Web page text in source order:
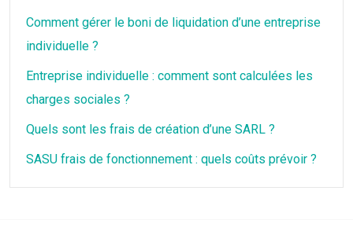
Comment gérer le boni de liquidation d’une entreprise
individuelle ?
Entreprise individuelle : comment sont calculées les
charges sociales ?
Quels sont les frais de création d’une SARL ?
SASU frais de fonctionnement : quels coûts prévoir ?